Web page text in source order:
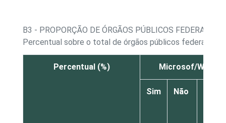
B3 - PROPORÇÃO DE ÓRGÃOS PÚBLICOS FEDERAIS
Percentual sobre o total de órgãos públicos federais e
Percentual (%) Microsof/
Sim Não